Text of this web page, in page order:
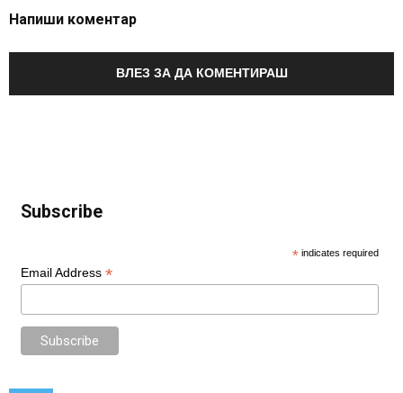
Напиши коментар
ВЛЕЗ ЗА ДА КОМЕНТИРАШ
Subscribe
* indicates required
Email Address *